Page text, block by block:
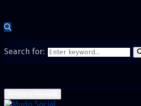
Search for: